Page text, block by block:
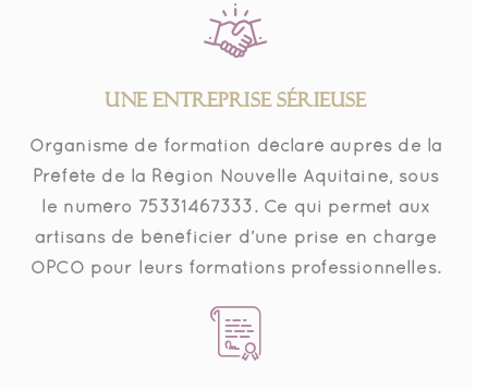
UNE ENTREPRISE SÉRIEUSE
Organisme de formation déclaré auprès de la
Préfète de la Région Nouvelle Aquitaine, sous
le numéro 75331467333. Ce qui permet aux
artisans de bénéficier d’une prise en charge
OPCO pour leurs formations professionnelles.